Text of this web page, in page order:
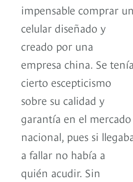
impensable comprar un
celular diseñado y
creado por una
empresa china. Se tenía
cierto escepticismo
sobre su calidad y
garantía en el mercado
nacional, pues si
a fallar no había a
quién acudir. Sin